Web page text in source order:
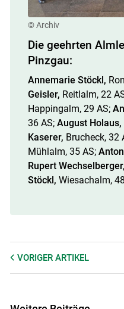
© Archiv
Die geehrten
Pinzgau:
Annemarie Stöckl,
Geisler, Reitlalm, 22
Happingalm, 29 AS;
36 AS; August Holaus,
Kaserer, Brucheck, 32
Mühlalm, 35 AS;
Rupert Wechselberger,
Stöckl, Wiesachalm,
VORIGER ARTIKEL